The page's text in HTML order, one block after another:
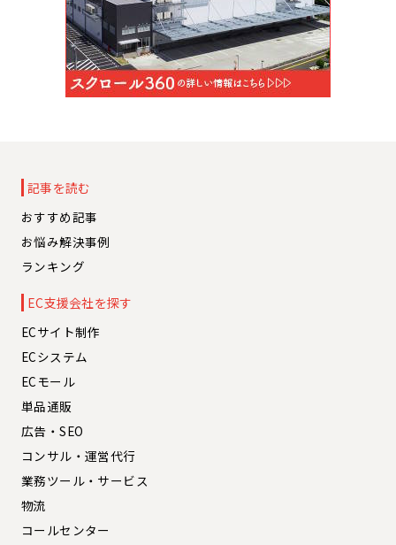
記事を読む
おすすめ記事
お悩み解決事例
ランキング
EC支援会社を探す
ECサイト制作
ECシステム
ECモール
単品通販
広告・SEO
コンサル・運営代行
業務ツール・サービス
物流
コールセンター